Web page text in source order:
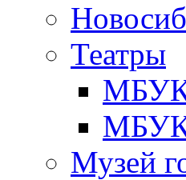
Театры
МБУК
МБУК
Музей